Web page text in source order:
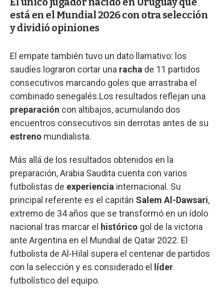
está en el Mundial 2026 con otra selección
y dividió opiniones
El empate también tuvo un dato llamativo: los
saudíes lograron cortar una racha de 11 partidos
consecutivos marcando goles que arrastraba el
combinado senegalés.Los resultados reflejan una
preparación con altibajos, acumulando dos
encuentros consecutivos sin derrotas antes de su
estreno mundialista.
Más allá de los resultados obtenidos en la
preparación, Arabia Saudita cuenta con varios
futbolistas de experiencia internacional. Su
principal referente es el capitán Salem Al-Dawsari,
extremo de 34 años que se transformó en un ídolo
nacional tras marcar el histórico gol de la victoria
ante Argentina en el Mundial de Qatar 2022. El
futbolista de Al-Hilal supera el centenar de partidos
con la selección y es considerado el
líder
futbolístico del equipo.